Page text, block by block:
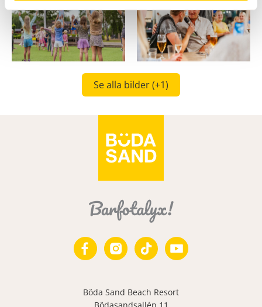
Se alla bilder(+1)
Böda Sand Beach Resort